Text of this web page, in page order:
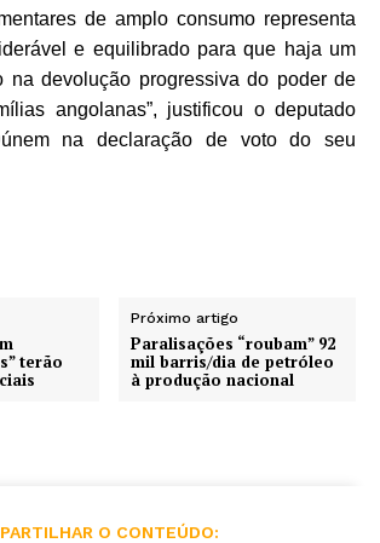
de amplo consumo representa
e equilibrado para que haja um
na devolução progressiva do poder de
angolanas”, justificou o deputado
na declaração de voto do seu
terão
Próximo artigo
Paralisações “roubam” 92
mil barris/dia de petróleo
à produção nacional
PARTILHAR O CONTEÚDO: